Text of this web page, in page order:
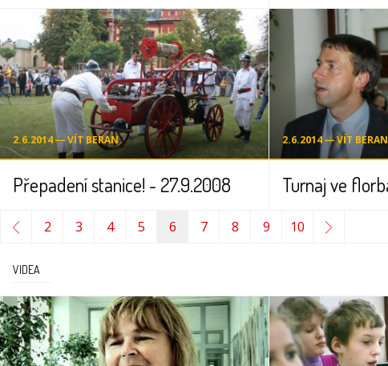
2.6.2014 ― VÍT BERAN
Přepadení stanice! - 27.9.2008
2.6.2014 ― VÍT BERAN
2 3 4 5 6 7 8 9 10
VIDEA